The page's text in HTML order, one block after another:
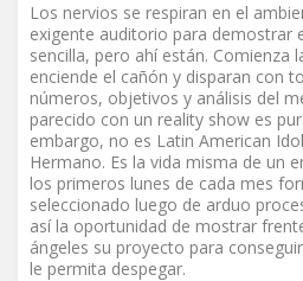
Los nervios se respiran en el
exigente auditorio para demostrar
sencilla, pero ahí están. Comienza
enciende el cañón y disparan con
números, objetivos y análisis del
parecido con un reality show es
embargo, no es Latin American
Hermano. Es la vida misma de un
los primeros lunes de cada mes
seleccionado luego de arduo
así la oportunidad de mostrar
ángeles su proyecto para
le permita despegar.